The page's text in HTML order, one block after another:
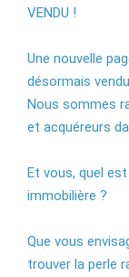
VENDU !
Une nouvelle
désormais
Nous sommes
et acquéreurs
Et vous, quel
immobilière ?
Que vous
trouver la perle